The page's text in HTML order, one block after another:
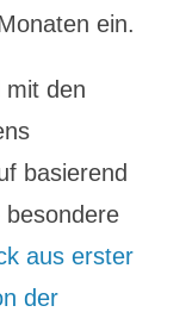
ein.
mit den
basierend
besondere
aus erster
der